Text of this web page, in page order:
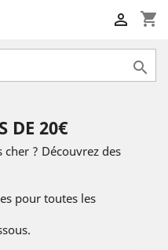
shopping_cart


DE 20€
cher ? Découvrez des
pour toutes les